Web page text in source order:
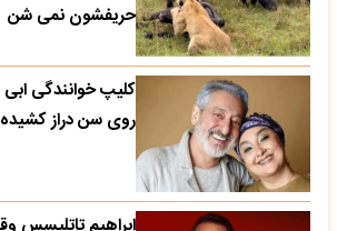
حریفشون نمی‌ شن
روی سن دراز